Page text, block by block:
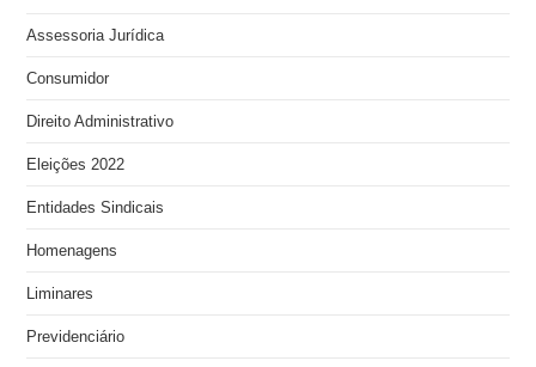
Assessoria Jurídica
Consumidor
Direito Administrativo
Eleições 2022
Entidades Sindicais
Homenagens
Liminares
Previdenciário